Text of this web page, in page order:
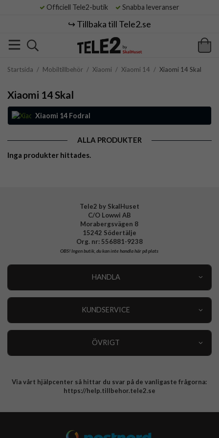
Officiell Tele2-butik Snabba leveranser
↪️ Tillbaka till Tele2.se
Startsida / Mobiltillbehör / Xiaomi / Xiaomi 14 / Xiaomi 14 Skal
Xiaomi 14 Skal
Xiaomi 14 Fodral
ALLA PRODUKTER
Inga produkter hittades.
Tele2 by SkalHuset
C/O Lowwi AB
Morabergsvägen 8
15242 Södertälje
Org. nr: 556881-9238
OBS!Ingen butik, du kan inte handla här på plats
HANDLA
KUNDSERVICE
ÖVRIGT
Integritetspolicy
Via vårt hjälpcenter så hittar du svar på de vanligaste frågorna:
https://help.tillbehor.tele2.se